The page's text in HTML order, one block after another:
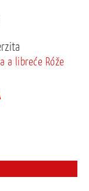
a libreće Róže